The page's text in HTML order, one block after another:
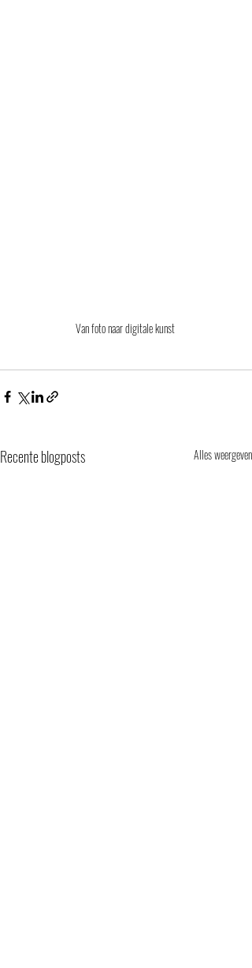
Van foto naar digitale kunst
Recente blogposts Alles weergeven